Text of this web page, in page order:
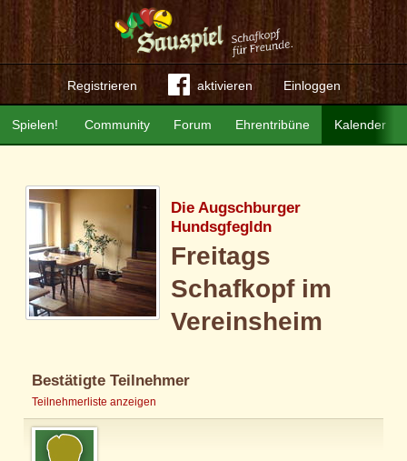
Registrieren aktivieren Einloggen
Community Forum Ehrentribüne Kalender
Spielen!
Die Augschburger
Hundsgfegldn
Freitags
Schafkopf im
Vereinsheim
Bestätigte Teilnehmer
Teilnehmerliste anzeigen